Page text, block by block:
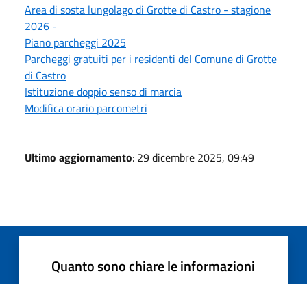
Area di sosta lungolago di Grotte di Castro - stagione
2026 -
Piano parcheggi 2025
Parcheggi gratuiti per i residenti del Comune di Grotte
di Castro
Istituzione doppio senso di marcia
Modifica orario parcometri
Ultimo aggiornamento: 29 dicembre 2025, 09:49
Quanto sono chiare le informazioni